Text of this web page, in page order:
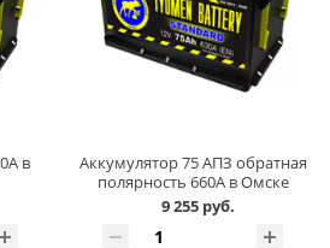
в
Аккумулятор 75 АПЗ обратная
полярность 660А в Омске
9 255 руб.